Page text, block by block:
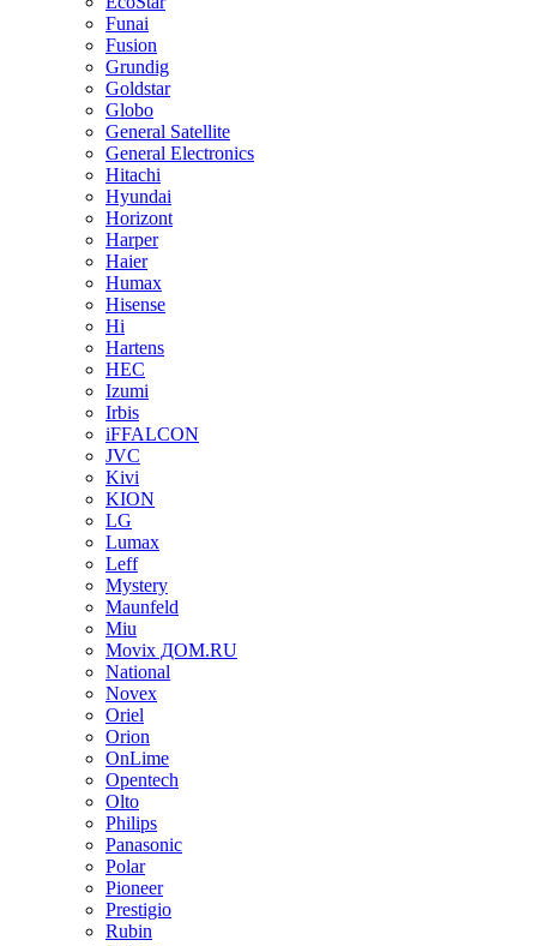
Funai
Fusion
Grundig
Goldstar
Globo
General Satellite
General Electronics
Hitachi
Hyundai
Horizont
Harper
Haier
Humax
Hisense
Hi
Hartens
HEC
Izumi
Irbis
iFFALCON
JVC
Kivi
KION
LG
Lumax
Leff
Mystery
Maunfeld
Miu
Movix ДОМ.RU
National
Novex
Oriel
Orion
OnLime
Opentech
Olto
Philips
Panasonic
Polar
Pioneer
Prestigio
Rubin